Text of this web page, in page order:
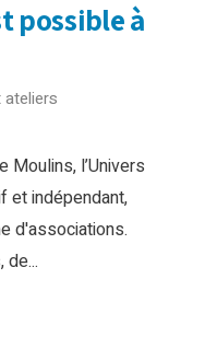
possible à
ateliers
Moulins, l’Univers
et indépendant,
d'associations.